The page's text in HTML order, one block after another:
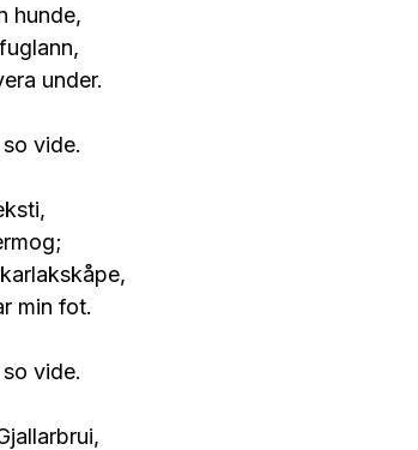
hunde,
under.
vide.
min fot.
vide.